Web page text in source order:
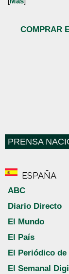
COMPRAR
PRENSA
ESPAÑA
ABC
Diario Directo
El Mundo
El País
El Periódico de
El Semanal